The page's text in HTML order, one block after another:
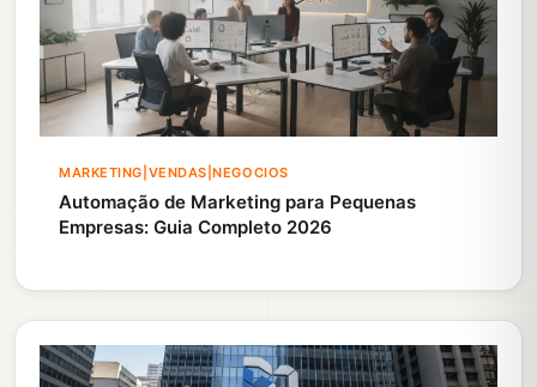
MARKETING|VENDAS|NEGOCIOS
Automação de Marketing para Pequenas
Empresas: Guia Completo 2026